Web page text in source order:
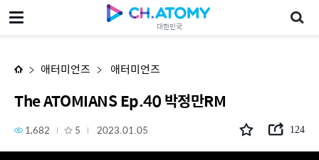
대한민국
The ATOMIANS Ep.40 박정만RM
애터미언즈 애터미언즈
The ATOMIANS Ep.40 박정만RM
1,682 5 2023.01.05 124